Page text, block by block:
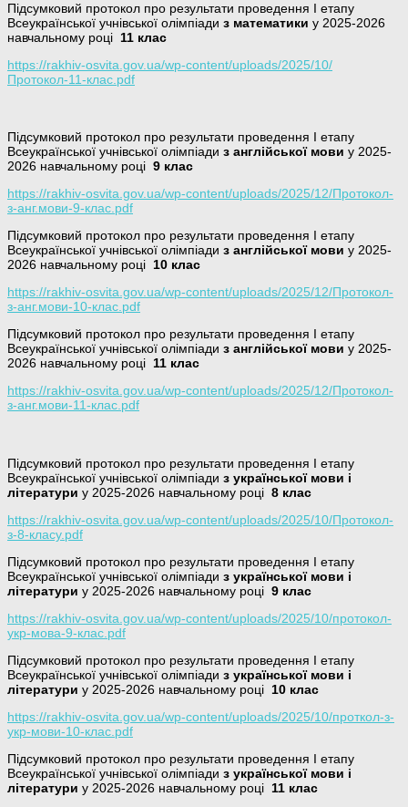
Підсумковий протокол про результати проведення І етапу
Всеукраїнської учнівської олімпіади з математики у 2025-2026
навчальному році 11 клас
https://rakhiv-osvita.gov.ua/wp-content/uploads/2025/10/
Протокол-11-клас.pdf
Підсумковий протокол про результати проведення І етапу
Всеукраїнської учнівської олімпіади з англійської мови у 2025-
2026 навчальному році 9 клас
https://rakhiv-osvita.gov.ua/wp-content/uploads/2025/12/Протокол-
з-анг.мови-9-клас.pdf
Підсумковий протокол про результати проведення І етапу
Всеукраїнської учнівської олімпіади з англійської мови у 2025-
2026 навчальному році 10 клас
https://rakhiv-osvita.gov.ua/wp-content/uploads/2025/12/Протокол-
з-анг.мови-10-клас.pdf
Підсумковий протокол про результати проведення І етапу
Всеукраїнської учнівської олімпіади з англійської мови у 2025-
2026 навчальному році 11 клас
https://rakhiv-osvita.gov.ua/wp-content/uploads/2025/12/Протокол-
з-анг.мови-11-клас.pdf
Підсумковий протокол про результати проведення І етапу
Всеукраїнської учнівської олімпіади з української мови і
літератури у 2025-2026 навчальному році 8 клас
https://rakhiv-osvita.gov.ua/wp-content/uploads/2025/10/Протокол-
з-8-класу.pdf
Підсумковий протокол про результати проведення І етапу
Всеукраїнської учнівської олімпіади з української мови і
літератури у 2025-2026 навчальному році 9 клас
https://rakhiv-osvita.gov.ua/wp-content/uploads/2025/10/протокол-
укр-мова-9-клас.pdf
Підсумковий протокол про результати проведення І етапу
Всеукраїнської учнівської олімпіади з української мови і
літератури у 2025-2026 навчальному році 10 клас
https://rakhiv-osvita.gov.ua/wp-content/uploads/2025/10/проткол-з-
укр-мови-10-клас.pdf
Підсумковий протокол про результати проведення І етапу
Всеукраїнської учнівської олімпіади з української мови і
літератури у 2025-2026 навчальному році 11 клас